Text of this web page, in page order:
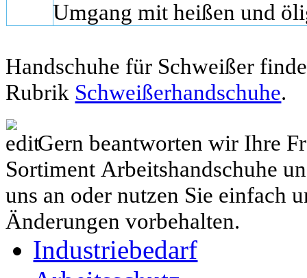
Umgang mit heißen und
Handschuhe für Schweißer
Rubrik Schweißerhandschuhe.
Gern beantworten wir Ihre
Sortiment Arbeitshandschuhe
uns an oder nutzen Sie einfach
Änderungen vorbehalten.
Industriebedarf